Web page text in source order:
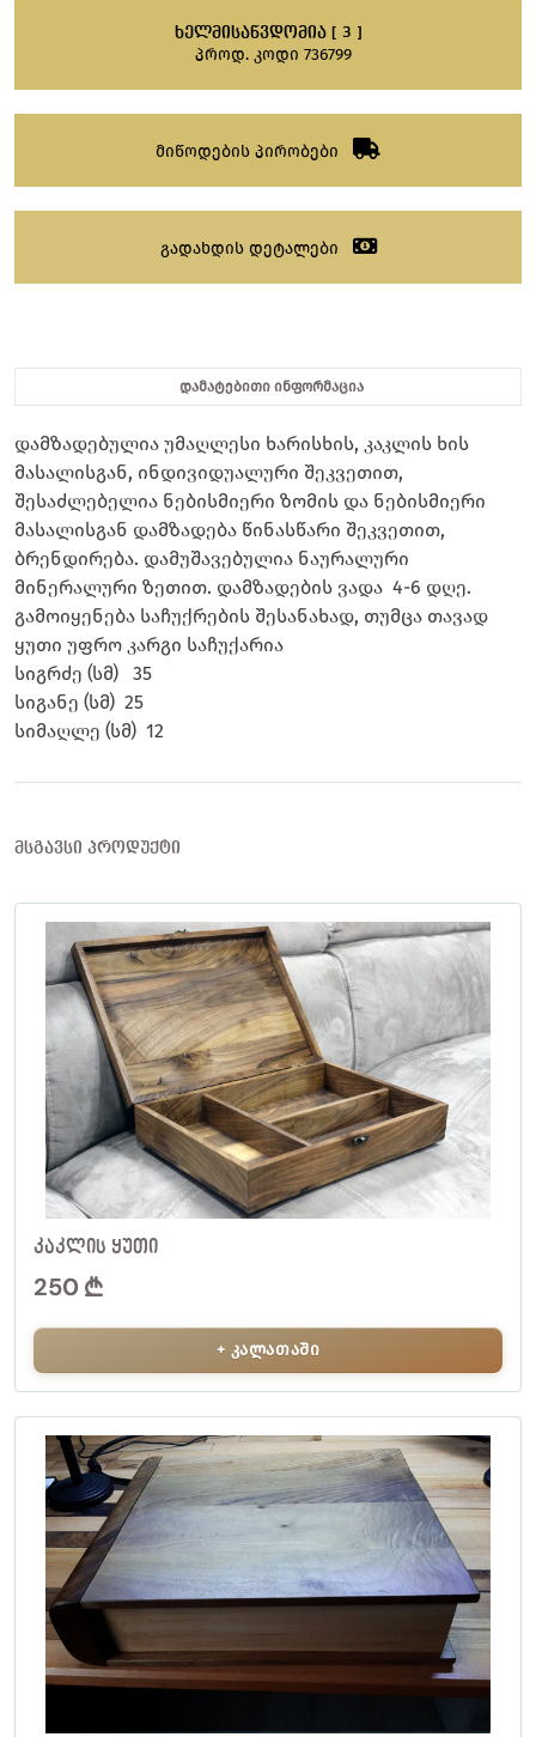
ᲮᲔᲚᲛᲘᲡᲐᲬᲕᲓᲝᲛᲘᲐ [ 3 ]
პროდ. კოდი 736799
მიწოდების პირობები
გადახდის დეტალები
დამატებითი ინფორმაცია
დამზადებულია უმაღლესი ხარისხის, კაკლის ხის
მასალისგან, ინდივიდუალური შეკვეთით,
შესაძლებელია ნებისმიერი ზომის და ნებისმიერი
მასალისგან დამზადება წინასწარი შეკვეთით,
ბრენდირება. დამუშავებულია ნაურალური
მინერალური ზეთით. დამზადების ვადა 4-6 დღე.
გამოიყენება საჩუქრების შესანახად, თუმცა თავად
ყუთი უფრო კარგი საჩუქარია
სიგრძე (სმ) 35
სიგანე (სმ) 25
სიმაღლე (სმ) 12
ᲛᲡᲒᲐᲕᲡᲘ ᲞᲠᲝᲓᲣᲥᲢᲘ
ᲙᲐᲙᲚᲘᲡ ᲧᲣᲗᲘ
250
+ კალათაში